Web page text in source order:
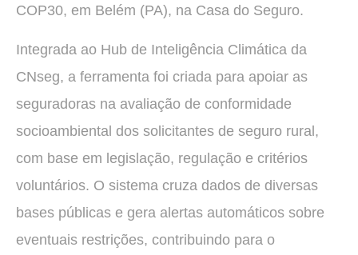
COP30, em Belém (PA), na Casa do Seguro.
Integrada ao Hub de Inteligência Climática da
CNseg, a ferramenta foi criada para apoiar as
seguradoras na avaliação de conformidade
socioambiental dos solicitantes de seguro rural,
com base em legislação, regulação e critérios
voluntários. O sistema cruza dados de diversas
bases públicas e gera alertas automáticos sobre
eventuais restrições, contribuindo para o